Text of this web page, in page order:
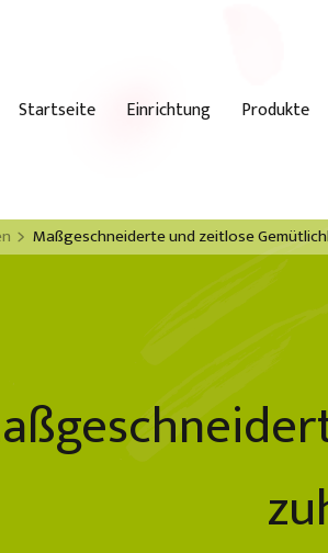
Startseite Einrichtung Produkte
Maßgeschneiderte und zeitlose